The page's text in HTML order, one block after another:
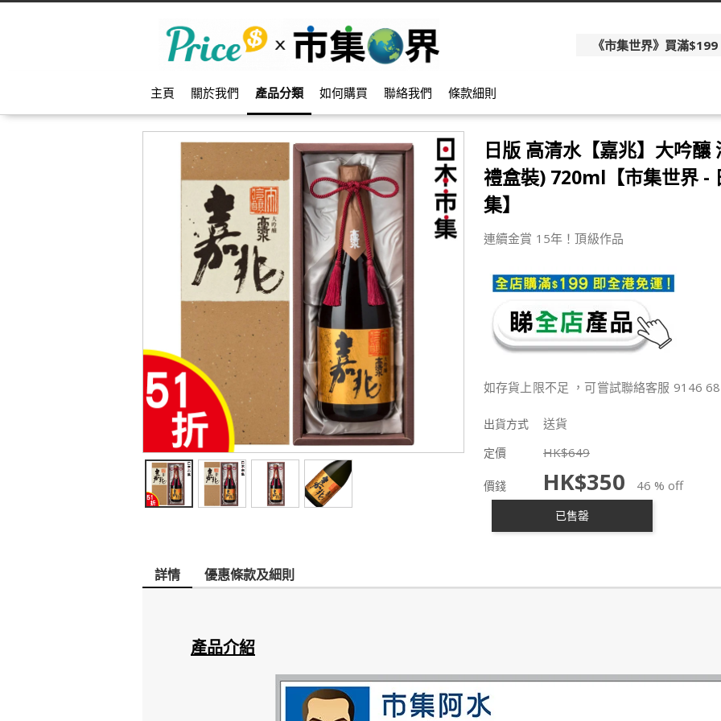
《市集世界》買滿
主頁 關於我們 產品分類 如何購買 聯絡我們 條款細則
日版 高清水【嘉兆】大吟釀
禮盒裝) 720ml【市集世界 -
集】
連續金賞 15年！頂級作品
如存貨上限不足 ，可嘗試聯絡客服 9146
出貨方式 送貨
定價 HK$649
價錢 HK$350 46 % off
已售罄
詳情 優惠條款及細則
產品介紹